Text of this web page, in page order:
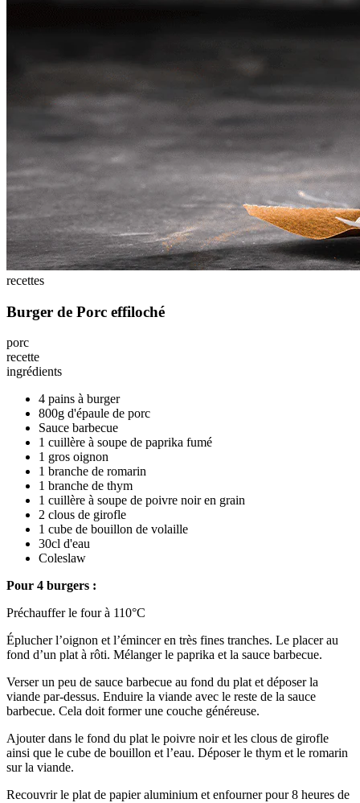
recettes
Burger de Porc effiloché
porc
recette
ingrédients
4 pains à burger
800g d'épaule de porc
Sauce barbecue
1 cuillère à soupe de paprika fumé
1 gros oignon
1 branche de romarin
1 branche de thym
1 cuillère à soupe de poivre noir en grain
2 clous de girofle
1 cube de bouillon de volaille
30cl d'eau
Coleslaw
Pour 4 burgers :
Préchauffer le four à 110°C
Éplucher l’oignon et l’émincer en très fines tranches. Le placer au
fond d’un plat à rôti. Mélanger le paprika et la sauce barbecue.
Verser un peu de sauce barbecue au fond du plat et déposer la
viande par-dessus. Enduire la viande avec le reste de la sauce
barbecue. Cela doit former une couche généreuse.
Ajouter dans le fond du plat le poivre noir et les clous de girofle
ainsi que le cube de bouillon et l’eau. Déposer le thym et le romarin
sur la viande.
Recouvrir le plat de papier aluminium et enfourner pour 8 heures de